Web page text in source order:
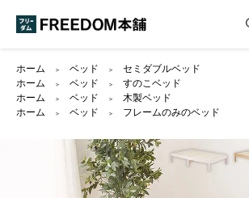
ホーム ＞ ベッド ＞
セミダブルベッド
ホーム
＞ ベッド ＞
すのこベッド
ホーム
＞ ベッド ＞
木製ベッド
ホーム
＞ ベッド ＞ フレームのみのベッド